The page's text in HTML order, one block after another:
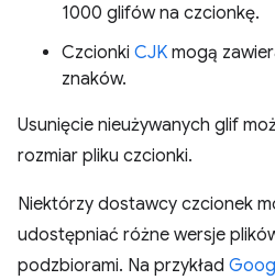
1000 glifów na czcionkę.
Czcionki CJK mogą
znaków.
Usunięcie nieużywanych glif
rozmiar pliku czcionki.
Niektórzy dostawcy czcionek
udostępniać różne wersje
podzbiorami. Na przykład